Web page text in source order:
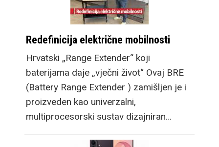
Redefinicija električne mobilnosti
Hrvatski „Range Extender“ koji
baterijama daje „vječni život“ Ovaj BRE
(Battery Range Extender ) zamišljen je i
proizveden kao univerzalni,
multiprocesorski sustav dizajniran…